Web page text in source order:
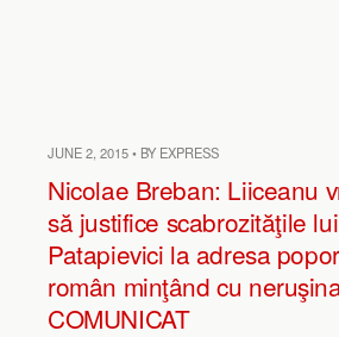
JUNE 2, 2015 • BY EXPRESS
Nicolae Breban: Liiceanu
să justifice scabrozităţile lui
Patapievici la adresa
român minţând cu
COMUNICAT